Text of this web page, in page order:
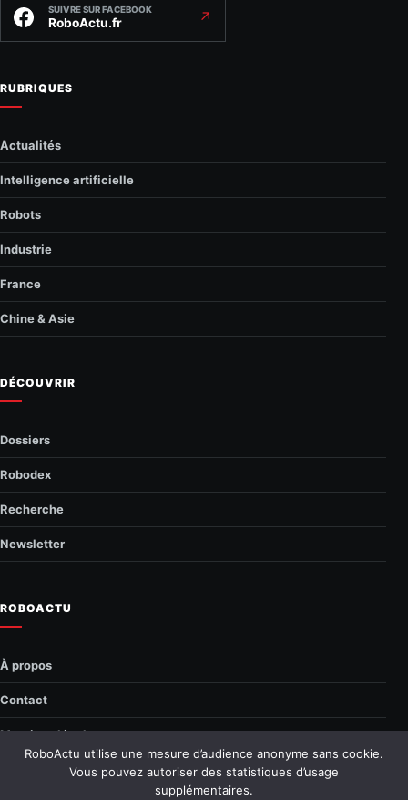
SUIVRE SUR FACEBOOK
RoboActu.fr ↗
RUBRIQUES
Actualités
Intelligence artificielle
Robots
Industrie
France
Chine & Asie
DÉCOUVRIR
Dossiers
Robodex
Recherche
Newsletter
ROBOACTU
À propos
Contact
Mentions légales
Confidentialité
RoboActu utilise une mesure d’audience anonyme sans cookie.
Vous pouvez autoriser des statistiques d’usage
supplémentaires.